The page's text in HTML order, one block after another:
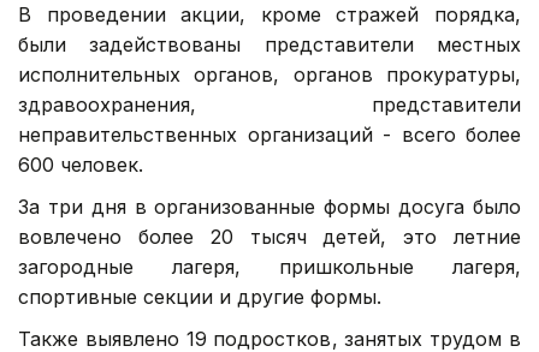
В проведении акции, кроме стражей порядка,
были задействованы представители местных
исполнительных органов, органов прокуратуры,
здравоохранения, представители
неправительственных организаций - всего более
600 человек.
За три дня в организованные формы досуга было
вовлечено более 20 тысяч детей, это летние
загородные лагеря, пришкольные лагеря,
спортивные секции и другие формы.
Также выявлено 19 подростков, занятых трудом в